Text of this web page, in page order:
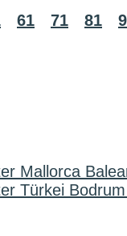
61 71 81
Mallorca
Türkei